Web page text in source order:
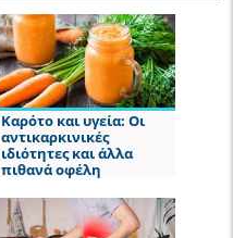
Καρότο και υγεία: Οι
αντικαρκινικές
ιδιότητες και άλλα
πιθανά οφέλη